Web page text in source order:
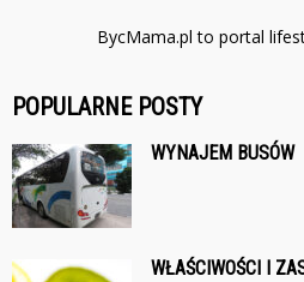
BycMama.pl to portal
POPULARNE POSTY
WYNAJEM BUSÓW
WŁAŚCIWOŚCI I